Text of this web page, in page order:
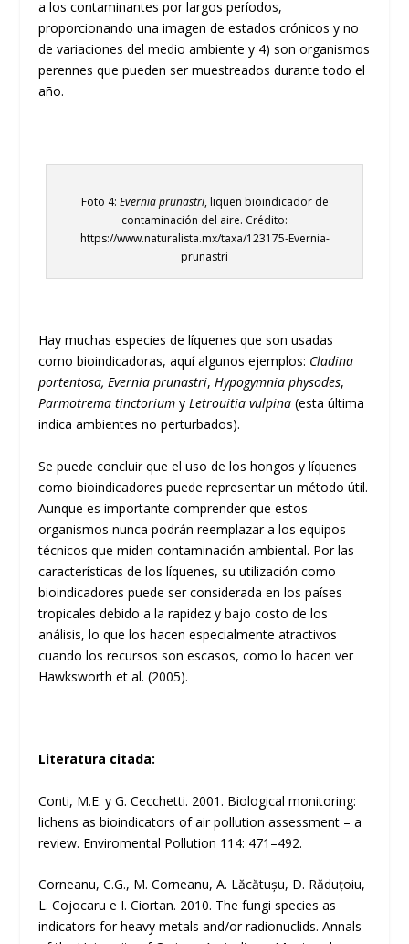
a los contaminantes por largos períodos,
proporcionando una imagen de estados crónicos y no
de variaciones del medio ambiente y 4) son organismos
perennes que pueden ser muestreados durante todo el
año.
Foto 4: Evernia prunastri, liquen bioindicador de
contaminación del aire. Crédito:
https://www.naturalista.mx/taxa/123175-Evernia-
prunastri
Hay muchas especies de líquenes que son usadas
como bioindicadoras, aquí algunos ejemplos: Cladina
portentosa, Evernia prunastri,Hypogymnia physodes,
Parmotrema tinctoriumy Letrouitia vulpina(esta última
indica ambientes no perturbados).
Se puede concluir que el uso de los hongos y líquenes
como bioindicadores puede representar un método útil.
Aunque es importante comprender que estos
organismos nunca podrán reemplazar a los equipos
técnicos que miden contaminación ambiental. Por las
características de los líquenes, su utilización como
bioindicadores puede ser considerada en los países
tropicales debido a la rapidez y bajo costo de los
análisis, lo que los hacen especialmente atractivos
cuando los recursos son escasos, como lo hacen ver
Hawksworth et al. (2005).
Literatura citada:
Conti, M.E. y G. Cecchetti. 2001. Biological monitoring:
lichens as bioindicators of air pollution assessment – a
review. Enviromental Pollution 114: 471–492.
Corneanu, C.G., M. Corneanu, A. Lăcătușu, D. Răduțoiu,
L. Cojocaru e I. Ciortan. 2010. The fungi species as
indicators for heavy metals and/or radionuclids. Annals